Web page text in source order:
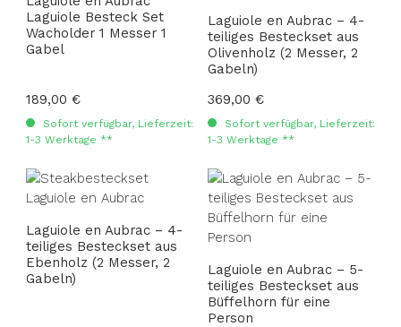
Laguiole Besteck Set
Wacholder 1 Messer 1
Gabel
Regulärer Preis:
189,00 €
Sofort verfügbar, Lieferzeit:
1-3 Werktage **
Laguiole en Aubrac – 4-
teiliges Besteckset aus
Olivenholz (2 Messer, 2
Gabeln)
Regulärer Preis:
369,00 €
Sofort verfügbar, Lieferzeit:
1-3 Werktage **
Laguiole en Aubrac – 4-
teiliges Besteckset aus
Ebenholz (2 Messer, 2
Gabeln)
Laguiole en Aubrac – 5-
teiliges Besteckset aus
Büffelhorn für eine
Person